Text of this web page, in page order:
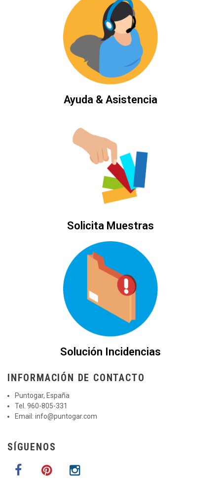
Ayuda & Asistencia
Solicita Muestras
Solución Incidencias
INFORMACIÓN DE CONTACTO
Puntogar, España
Tel. 960-805-331
Email: info@puntogar.com
SÍGUENOS